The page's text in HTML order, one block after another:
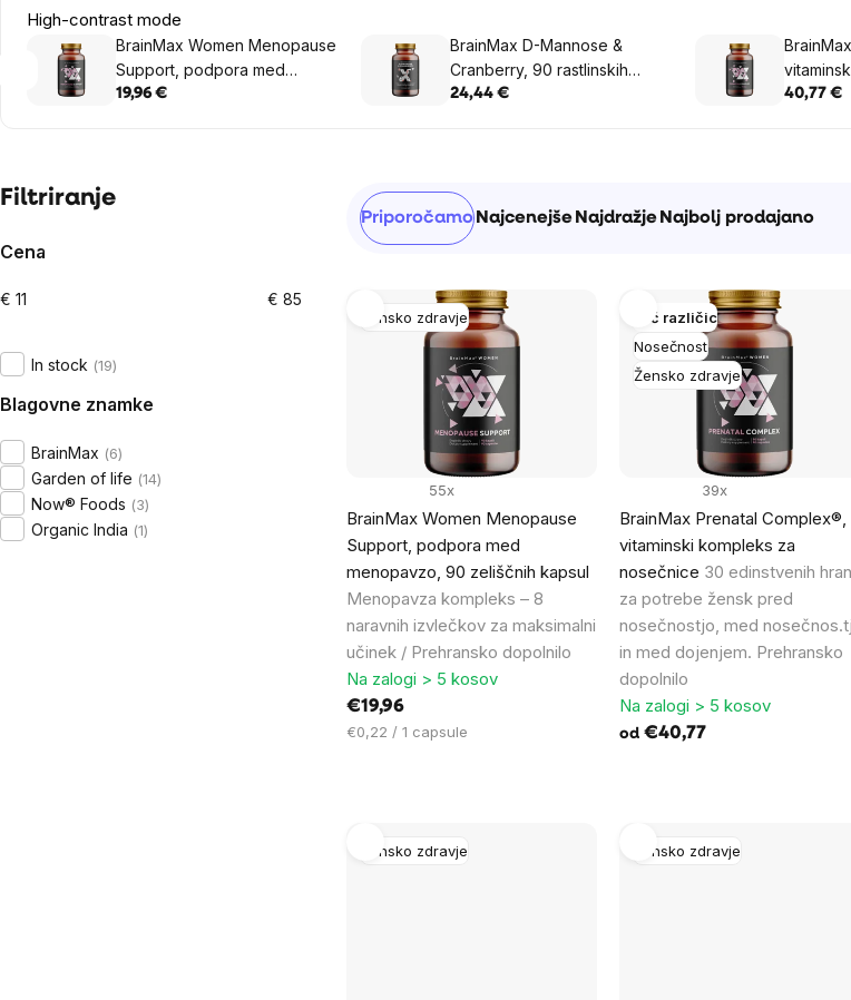
High-contrast mode
BrainMax Women Menopause
Support, podpora med
menopavzo, 90 zeliščnih
19,96 €
BrainMax D-Mannose &
Cranberry, 90 rastlinskih
kapsul
24,44 €
nosečnice
40,77 €
Sidebar
Filtriranje
Cena
€ 11 € 85
In stock 19
Blagovne znamke
BrainMax 6
Garden of life 14
Now® Foods 3
Organic India 1
Razvrščanje
izdelkov
Priporočamo Najcenejše Najdražje Najbolj prodajano
List
products
Žensko zdravje
BrainMax Women Menopause
Support, podpora med
menopavzo, 90 zeliščnih kapsul
Menopavza kompleks – 8
naravnih izvlečkov za maksimalni
učinek / Prehransko dopolnilo
55x
Na zalogi > 5 kosov
€19,96
Cena
€0,22 / 1 capsule
Nosečnost
Žensko zdravje
Več različic
BrainMax Prenatal Complex®,
vitaminski kompleks za
nosečnice 30 edinstvenih
za potrebe žensk pred
nosečnostjo, med
in med dojenjem. Prehransko
dopolnilo
39x
Na zalogi > 5 kosov
od €40,77
Žensko zdravje Žensko zdravje